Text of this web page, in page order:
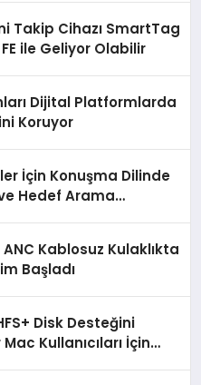
Takip Cihazı SmartTag
ile Geliyor Olabilir
Dijital Platformlarda
Koruyor
İçin Konuşma Dilinde
Hedef Arama
Kablosuz Kulaklıkta
Başladı
Disk Desteğini
Kullanıcıları İçin